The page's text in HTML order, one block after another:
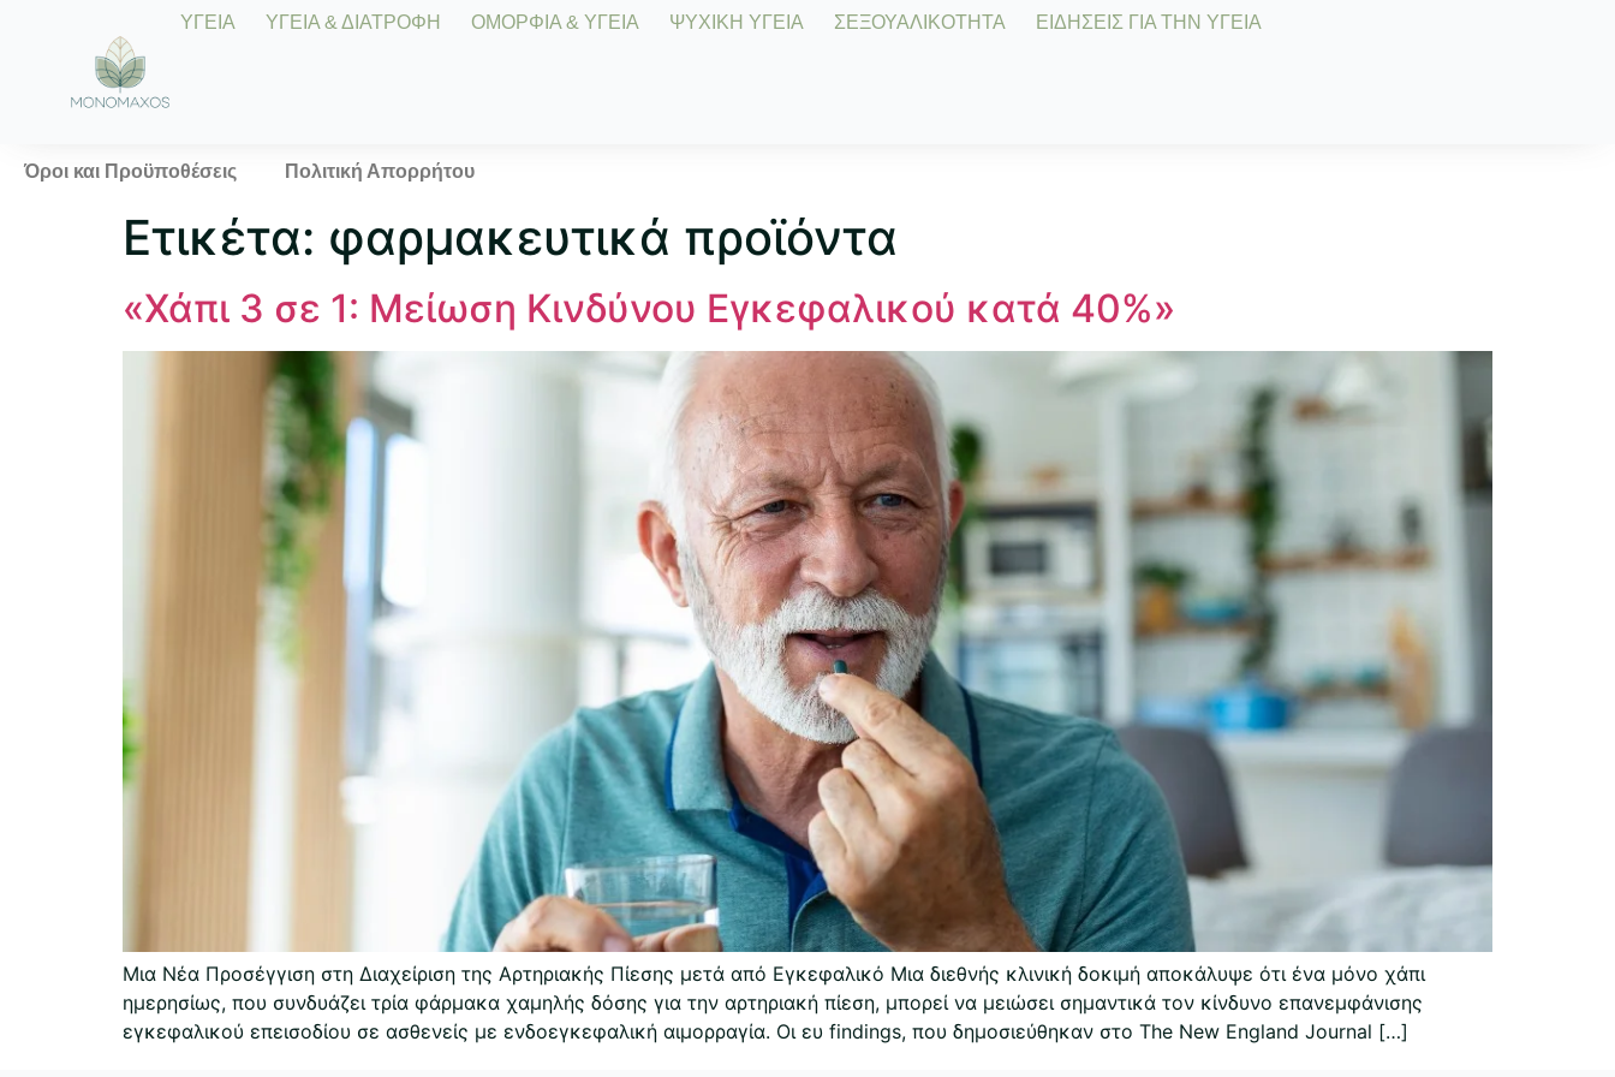
ΥΓΕΙΑ ΥΓΕΙΑ & ΔΙΑΤΡΟΦΗ ΟΜΟΡΦΙΑ & ΥΓΕΙΑ ΨΥΧΙΚΗ ΥΓΕΙΑ ΣΕΞΟΥΑΛΙΚΟΤΗΤΑ ΕΙΔΗΣΕΙΣ ΓΙΑ ΤΗΝ ΥΓΕΙΑ
Όροι και Προϋποθέσεις Πολιτική Απορρήτου
Ετικέτα: φαρμακευτικά προϊόντα
«Χάπι 3 σε 1: Μείωση Κινδύνου Εγκεφαλικού κατά 40%»
Μια Νέα Προσέγγιση στη Διαχείριση της Αρτηριακής Πίεσης μετά από Εγκεφαλικό Μια διεθνής κλινική δοκιμή αποκάλυψε ότι ένα μόνο χάπι
ημερησίως, που συνδυάζει τρία φάρμακα χαμηλής δόσης για την αρτηριακή πίεση, μπορεί να μειώσει σημαντικά τον κίνδυνο επανεμφάνισης
εγκεφαλικού επεισοδίου σε ασθενείς με ενδοεγκεφαλική αιμορραγία. Οι ευ findings, που δημοσιεύθηκαν στο The New England Journal […]